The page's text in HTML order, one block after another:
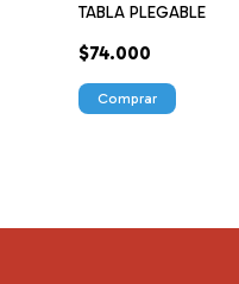
TABLA PLEGABLE
$74.000